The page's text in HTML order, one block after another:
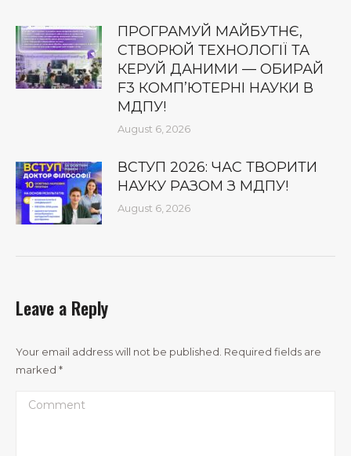
ПРОГРАМУЙ МАЙБУТНЄ,
СТВОРЮЙ ТЕХНОЛОГІЇ ТА
КЕРУЙ ДАНИМИ — ОБИРАЙ
F3 КОМП’ЮТЕРНІ НАУКИ В
МДПУ!
August 6, 2026
ВСТУП 2026: ЧАС ТВОРИТИ
НАУКУ РАЗОМ З МДПУ!
August 6, 2026
Leave a Reply
Your email address will not be published. Required fields are
marked *
Comment